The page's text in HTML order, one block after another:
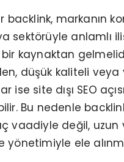
backlink, markanın
sektörüyle anlamlı
kaynaktan
düşük kaliteli
ise site dışı SEO
Bu nedenle
vaadiyle değil,
yönetimiyle ele